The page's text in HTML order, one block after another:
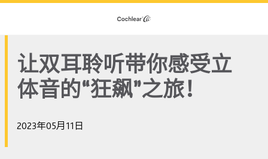
让双耳聆听带你感受立
体音的“狂飙”之旅！
2023年05月11日